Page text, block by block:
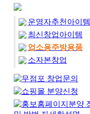
운영자추천아이템
최신창업아이템
업소용주방용품
소자본창업